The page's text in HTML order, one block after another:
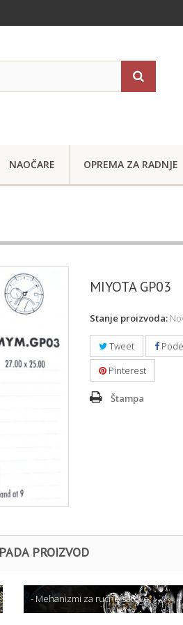
NAOČARE OPREMA ZA RADNJE
MIYOTA GP03
Stanje proizvoda:
Tweet
Pinterest
Štampa
PROIZVOD
- Mehanizmi za ručne satove